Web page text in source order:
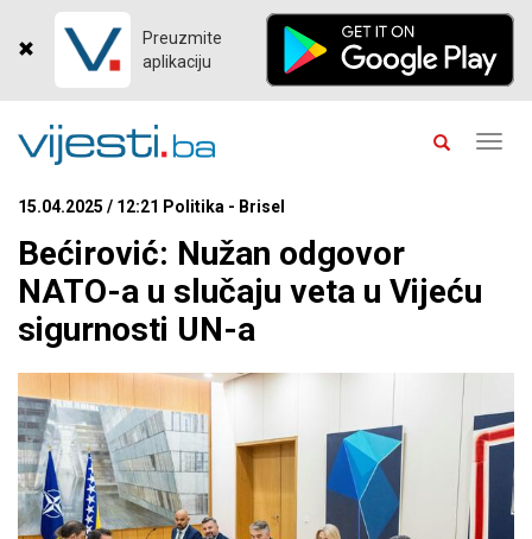
Preuzmite
aplikaciju
15.04.2025 / 12:21 Politika - Brisel
Bećirović: Nužan odgovor
NATO-a u slučaju veta u Vijeću
sigurnosti UN-a